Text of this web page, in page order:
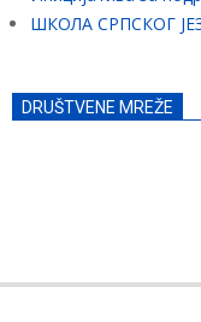
ШКОЛА СРПСКОГ
DRUŠTVENE MREŽE